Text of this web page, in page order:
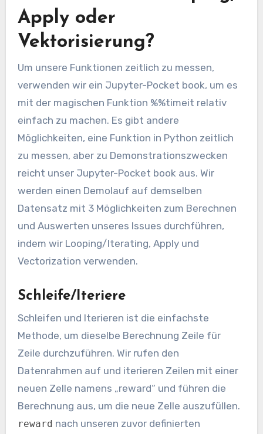
Apply oder
Vektorisierung?
Um unsere Funktionen zeitlich zu messen,
verwenden wir ein Jupyter-Pocket book, um es
mit der magischen Funktion %%timeit relativ
einfach zu machen. Es gibt andere
Möglichkeiten, eine Funktion in Python zeitlich
zu messen, aber zu Demonstrationszwecken
reicht unser Jupyter-Pocket book aus. Wir
werden einen Demolauf auf demselben
Datensatz mit 3 Möglichkeiten zum Berechnen
und Auswerten unseres Issues durchführen,
indem wir Looping/Iterating, Apply und
Vectorization verwenden.
Schleife/Iteriere
Schleifen und Iterieren ist die einfachste
Methode, um dieselbe Berechnung Zeile für
Zeile durchzuführen. Wir rufen den
Datenrahmen auf und iterieren Zeilen mit einer
neuen Zelle namens „reward“ und führen die
Berechnung aus, um die neue Zelle auszufüllen.
reward nach unseren zuvor definierten